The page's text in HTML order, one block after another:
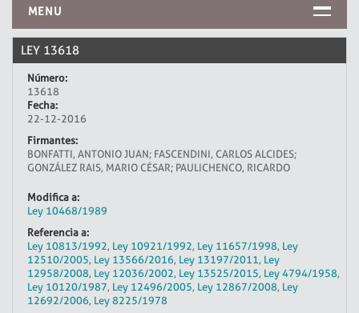
MENU
INICIO
LEY 13618
Número:
13618
Fecha:
22-12-2016
Firmantes:
BONFATTI, ANTONIO JUAN; FASCENDINI, CARLOS ALCIDES;
GONZÁLEZ RAIS, MARIO CÉSAR; PAULICHENCO, RICARDO
Modifica a:
Ley 10468/1989
Referencia a:
Ley 10813/1992, Ley 10921/1992, Ley 11657/1998, Ley
12510/2005, Ley 13566/2016, Ley 13197/2011, Ley
12958/2008, Ley 12036/2002, Ley 13525/2015, Ley 4794/1958,
Ley 10120/1987, Ley 12496/2005, Ley 12867/2008, Ley
12692/2006, Ley 8225/1978